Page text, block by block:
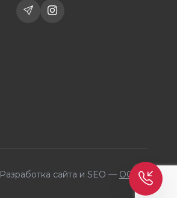
Разработка сайта и SEO — OQILA